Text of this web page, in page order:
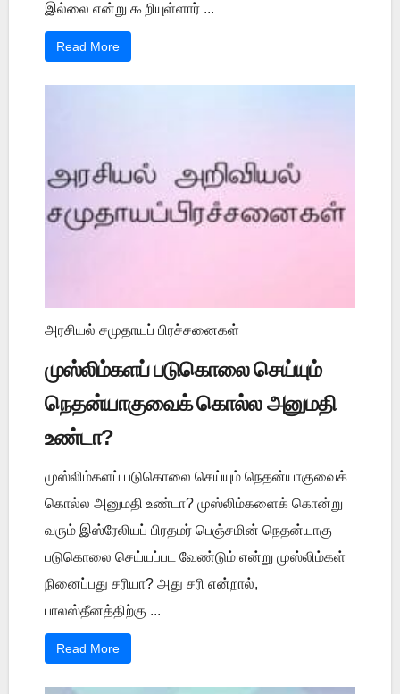
இல்லை என்று கூறியுள்ளார் ...
Read More
அரசியல் சமுதாயப் பிரச்சனைகள்
முஸ்லிம்களப் படுகொலை செய்யும்
நெதன்யாகுவைக் கொல்ல அனுமதி
உண்டா?
முஸ்லிம்களப் படுகொலை செய்யும் நெதன்யாகுவைக்
கொல்ல அனுமதி உண்டா? முஸ்லிம்களைக் கொன்று
வரும் இஸ்ரேலியப் பிரதமர் பெஞ்சமின் நெதன்யாகு
படுகொலை செய்யப்பட வேண்டும் என்று முஸ்லிம்கள்
நினைப்பது சரியா? அது சரி என்றால்,
பாலஸ்தீனத்திற்கு ...
Read More